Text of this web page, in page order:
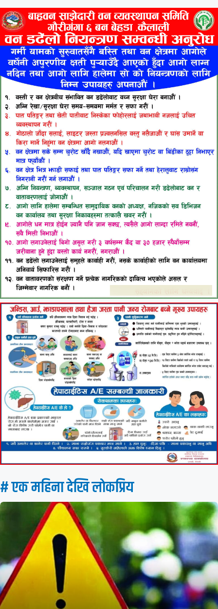
# एक महिना देखि लाेकप्रिय